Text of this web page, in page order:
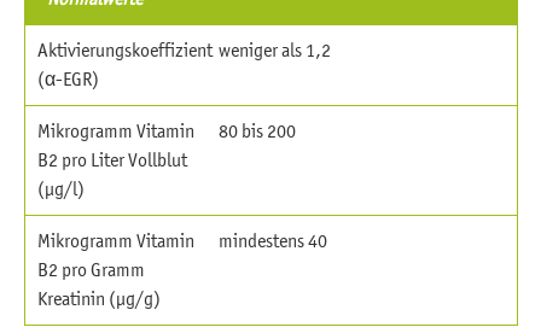
Aktivierungskoeffizient
(α-EGR)
weniger als 1,2
Mikrogramm Vitamin
B2 pro Liter Vollblut
(µg/l)
80 bis 200
Mikrogramm Vitamin
B2 pro Gramm
Kreatinin (µg/g)
mindestens 40